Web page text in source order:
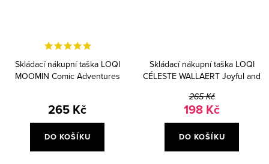
Skládací nákupní taška LOQI
MOOMIN Comic Adventures
265 Kč
DO KOŠÍKU
Skládací nákupní taška LOQI
CÉLESTE WALLAERT Joyful and
265 Kč
198 Kč
DO KOŠÍKU